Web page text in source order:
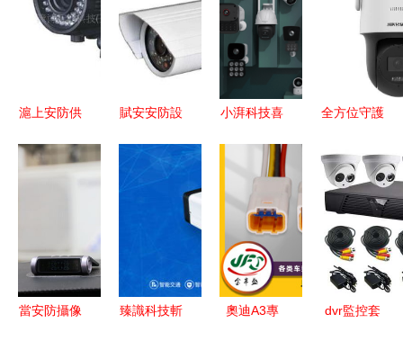
滬上安防供
穎而出 聚
生態
賦安安防設
析 投入成
本與連鎖前
小湃科技喜
界數字城市
大會頭部企
業與金鼎獎
安防設備殊
榮
全方位守護
控設備產品
解析
當安防攝像
臻識科技斬
奧迪A3專
dvr監控套